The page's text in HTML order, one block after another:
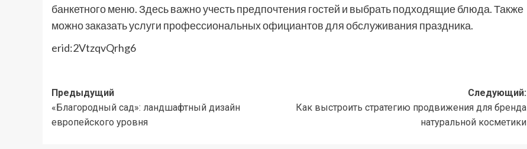
банкетного меню. Здесь важно учесть предпочтения гостей и выбрать подходящие блюда. Также
можно заказать услуги профессиональных официантов для обслуживания праздника.
erid:2VtzqvQrhg6
Навигация
записи
Предыдущий
«Благородный сад»: ландшафтный дизайн
европейского уровня
Следующий:
Как выстроить стратегию продвижения для бренда
натуральной косметики